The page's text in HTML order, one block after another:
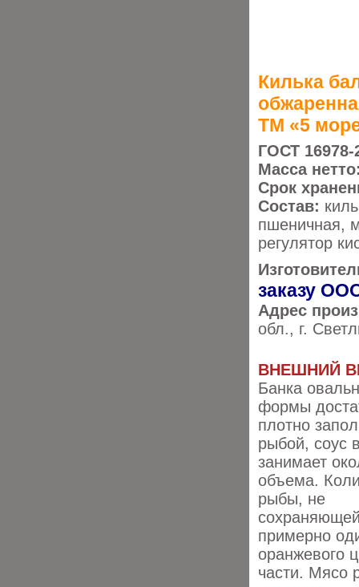
Килька
ТМ «5
ГОСТ 16978-
Масса
Срок
Состав:
пшеничная,
регулятор
заказу
Адрес
обл., г.
ВНЕШНИЙ
Банка
формы
плотно
рыбой, соус
занимает
объема.
рыбы, не
примерно
оранжевого
части. Мясо